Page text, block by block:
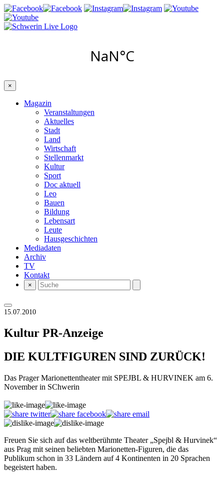
×
Magazin
Veranstaltungen
Aktuelles
Stadt
Land
Wirtschaft
Stellenmarkt
Kultur
Sport
Doc aktuell
Leo
Bauen
Bildung
Lebensart
Leute
Hausgeschichten
Mediadaten
Archiv
TV
Kontakt
×
15.07.2010
Kultur PR-Anzeige
DIE KULTFIGUREN SIND ZURÜCK!
Das Prager Marionettentheater mit SPEJBL & HURVINEK am 6.
November in SChwerin
Freuen Sie sich auf das weltberühmte Theater „Spejbl & Hurvinek“
aus Prag mit seinen beliebten Marionetten-Figuren, die das
Publikum schon in 33 Ländern auf 4 Kontinenten in 20 Sprachen
begeistert haben.